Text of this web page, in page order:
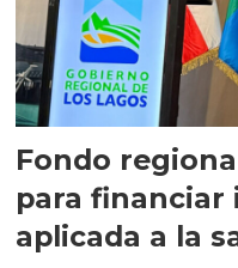
Fondo
para financiar
aplicada a la